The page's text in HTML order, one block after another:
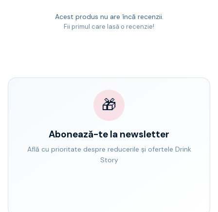
Acest produs nu are încă recenzii.
Fii primul care lasă o recenzie!
🎁
Abonează-te la newsletter
Află cu prioritate despre reducerile și ofertele Drink
Story